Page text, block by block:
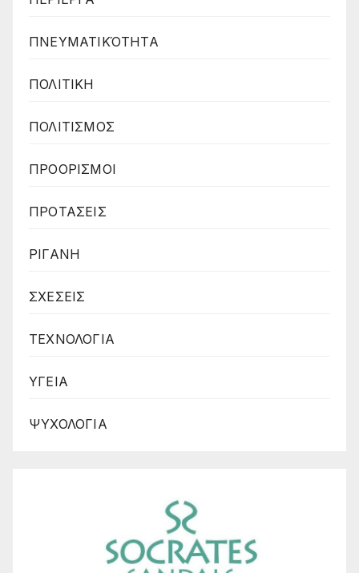
ΠΝΕΥΜΑΤΙΚΌΤΗΤΑ
ΠΟΛΙΤΙΚΗ
ΠΟΛΙΤΙΣΜΟΣ
ΠΡΟΟΡΙΣΜΟΙ
ΠΡΟΤΑΣΕΙΣ
ΡΙΓΑΝΗ
ΣΧΕΣΕΙΣ
ΤΕΧΝΟΛΟΓΙΑ
ΥΓΕΙΑ
ΨΥΧΟΛΟΓΙΑ